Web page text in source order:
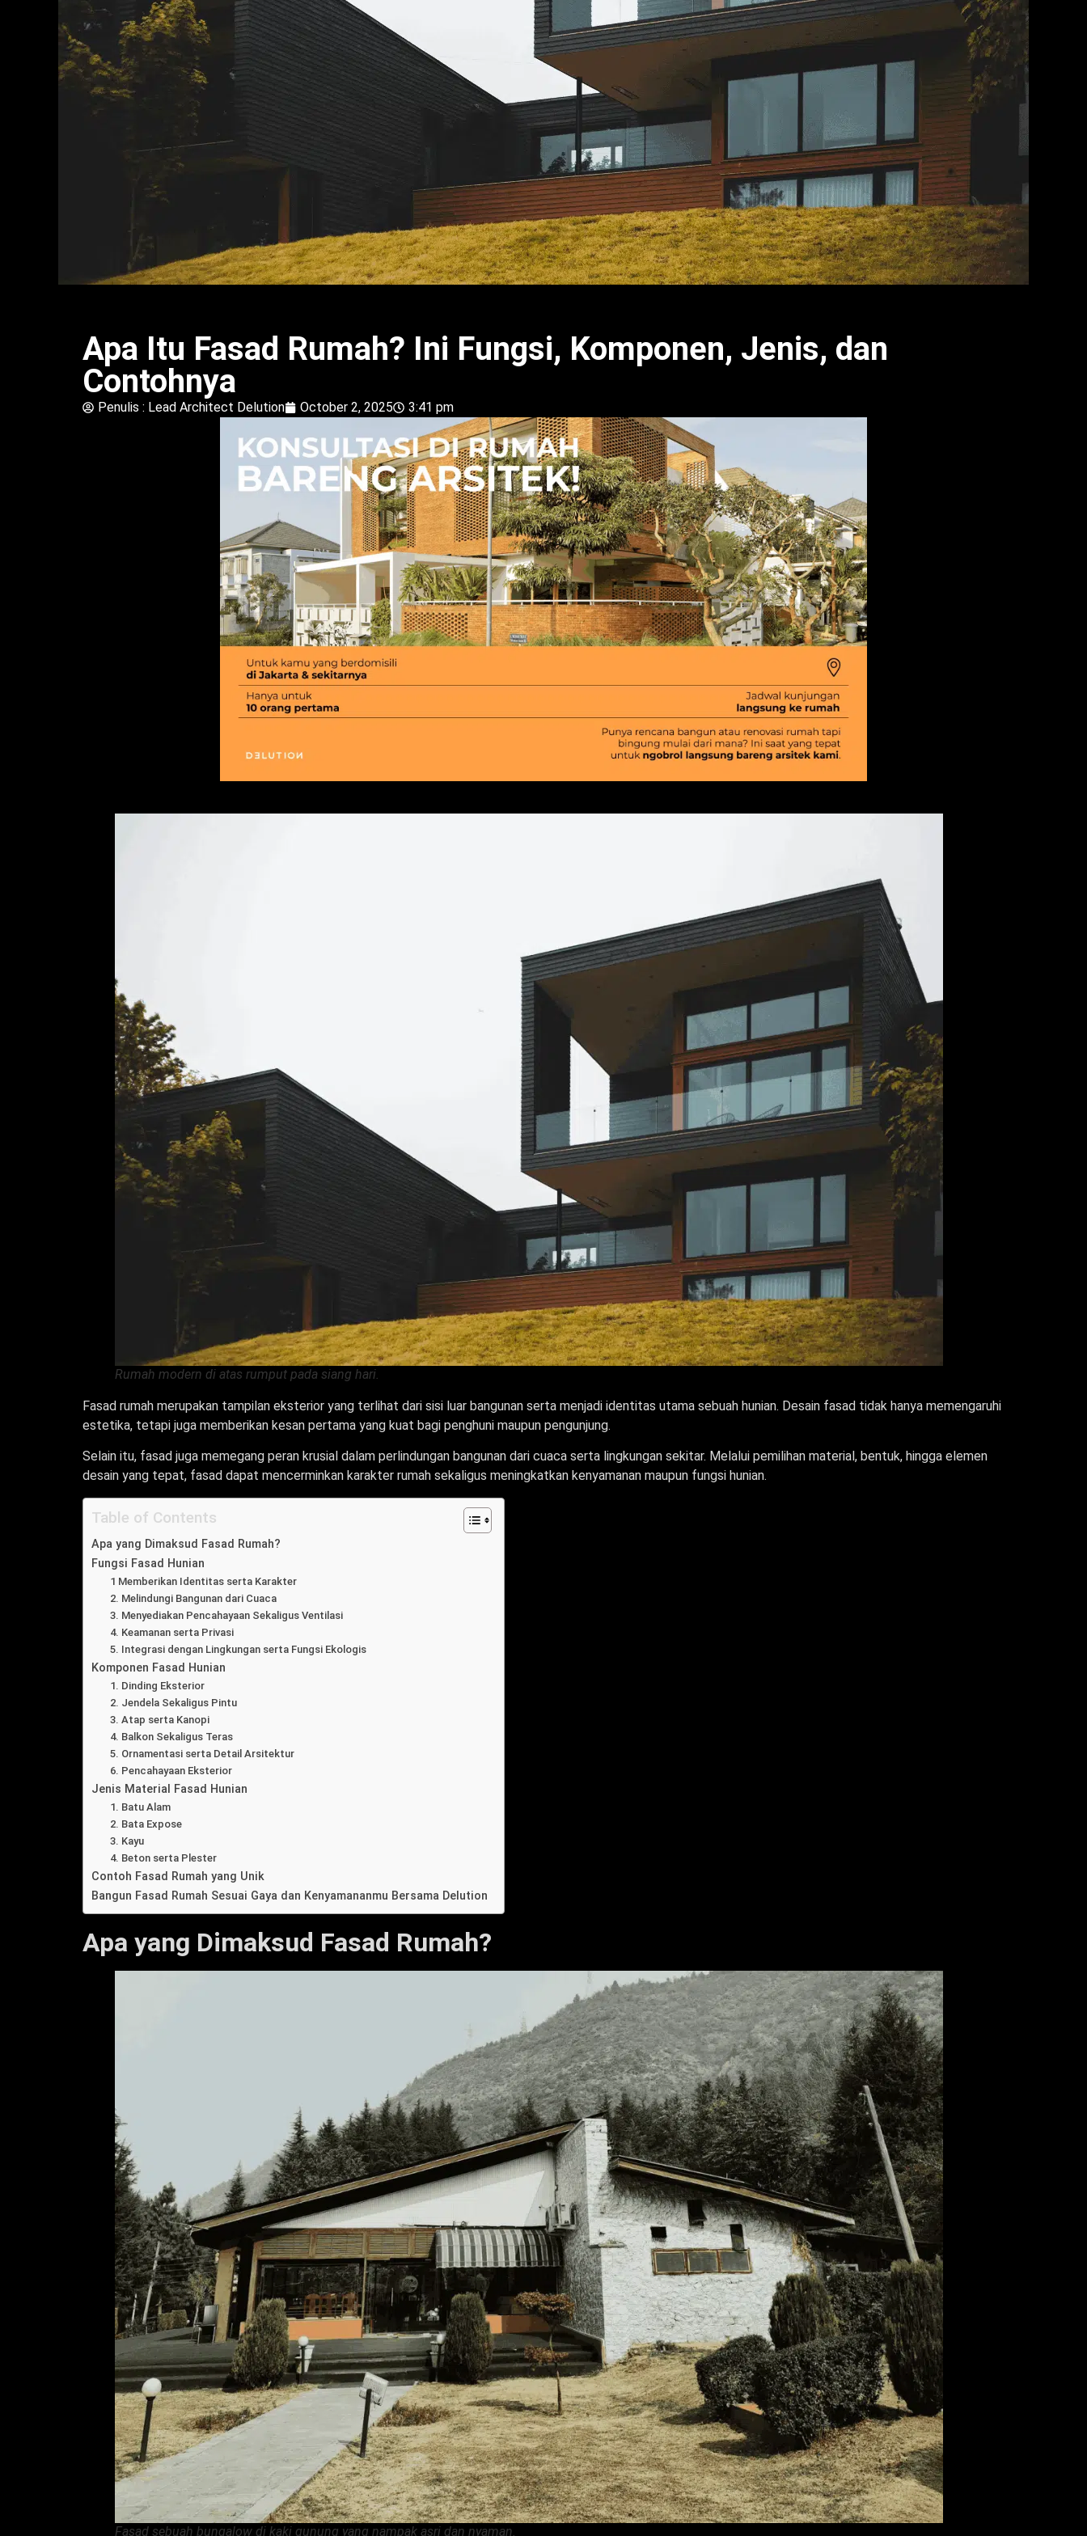
Apa Itu Fasad Rumah? Ini Fungsi, Komponen, Jenis, dan
Contohnya
Penulis : Lead Architect Delution October 2, 2025 3:41 pm
Rumah modern di atas rumput pada siang hari.
Fasad rumah merupakan tampilan eksterior yang terlihat dari sisi luar bangunan serta menjadi identitas utama sebuah hunian. Desain fasad tidak hanya memengaruhi
estetika, tetapi juga memberikan kesan pertama yang kuat bagi penghuni maupun pengunjung.
Selain itu, fasad juga memegang peran krusial dalam perlindungan bangunan dari cuaca serta lingkungan sekitar. Melalui pemilihan material, bentuk, hingga elemen
desain yang tepat, fasad dapat mencerminkan karakter rumah sekaligus meningkatkan kenyamanan maupun fungsi hunian.
Table of Contents
Apa yang Dimaksud Fasad Rumah?
Fungsi Fasad Hunian
1 Memberikan Identitas serta Karakter
2. Melindungi Bangunan dari Cuaca
3. Menyediakan Pencahayaan Sekaligus Ventilasi
4. Keamanan serta Privasi
5. Integrasi dengan Lingkungan serta Fungsi Ekologis
Komponen Fasad Hunian
1. Dinding Eksterior
2. Jendela Sekaligus Pintu
3. Atap serta Kanopi
4. Balkon Sekaligus Teras
5. Ornamentasi serta Detail Arsitektur
6. Pencahayaan Eksterior
Jenis Material Fasad Hunian
1. Batu Alam
2. Bata Expose
3. Kayu
4. Beton serta Plester
Contoh Fasad Rumah yang Unik
Bangun Fasad Rumah Sesuai Gaya dan Kenyamananmu Bersama Delution
Apa yang Dimaksud Fasad Rumah?
Fasad sebuah bungalow di kaki gunung yang nampak asri dan nyaman.